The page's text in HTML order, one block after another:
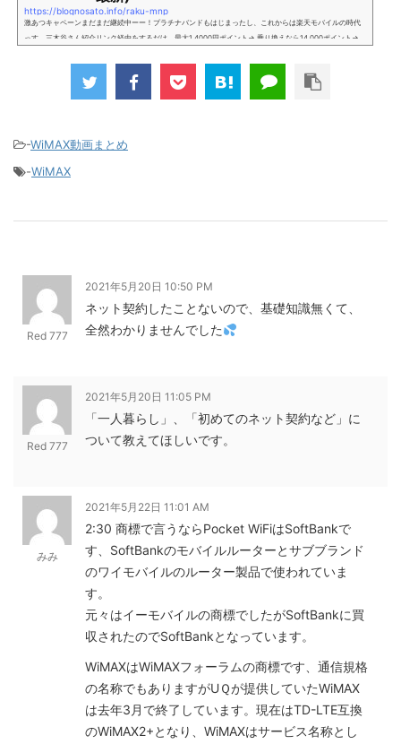
https://blognosato.info/raku-mnp
激あつキャペーンまだまだ継続中ーー！プラチナバンドもはじまったし、これからは楽天モバイルの時代
っす。三木谷さん紹介リンク経由をするだけ。最大1,4000円ポイント→ 乗り換えなら14,000ポイント→
け」とも思えるポイントばら撒きキャンペーンを発動してきました。■キャンペーン概要三木谷社長の特
別招待ページから楽天モバイ...
-WiMAX動画まとめ
-WiMAX
Red 777
2021年5月20日 10:50 PM
ネット契約したことないので、基礎知識無くて、
全然わかりませんでした
Red 777
2021年5月20日 11:05 PM
「一人暮らし」、「初めてのネット契約など」に
ついて教えてほしいです。
みみ
2021年5月22日 11:01 AM
2:30 商標で言うならPocket WiFiはSoftBankで
す、SoftBankのモバイルルーターとサブブランド
のワイモバイルのルーター製品で使われていま
す。
元々はイーモバイルの商標でしたがSoftBankに買
収されたのでSoftBankとなっています。
WiMAXはWiMAXフォーラムの商標です、通信規格
の名称でもありますがUＱが提供していたWiMAX
は去年3月で終了しています。現在はTD-LTE互換
のWiMAX2+となり、WiMAXはサービス名称とし